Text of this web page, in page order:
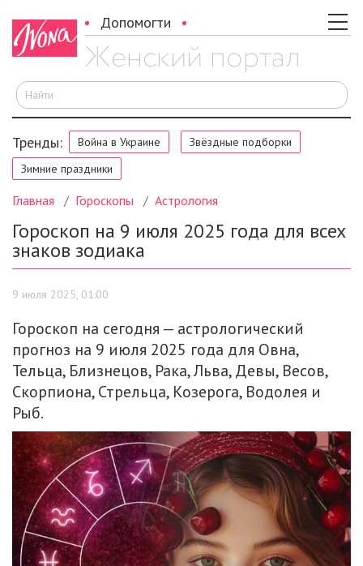
Допомогти
Тренды: Война в Украине
Звёздные подборки
Зимние праздники
Главная Гороскопы Астрология
Гороскоп на 9 июля 2025 года для всех
знаков зодиака
9 июля 2025, 01:00
Гороскоп на сегодня — астрологический
прогноз на 9 июля 2025 года для Овна,
Тельца, Близнецов, Рака, Льва, Девы, Весов,
Скорпиона, Стрельца, Козерога, Водолея и
Рыб.